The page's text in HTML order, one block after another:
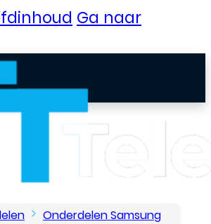
Ga naar
Onderdelen Samsung